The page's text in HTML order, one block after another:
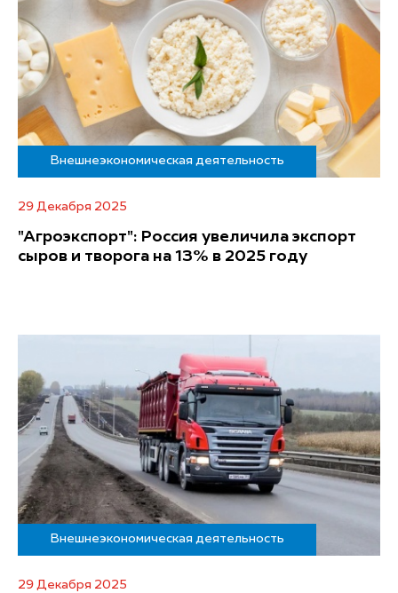
Внешнеэкономическая деятельность
29 Декабря 2025
"Агроэкспорт": Россия увеличила экспорт
сыров и творога на 13% в 2025 году
Внешнеэкономическая деятельность
29 Декабря 2025